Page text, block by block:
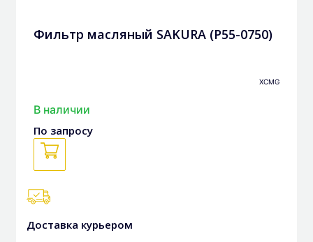
Фильтр масляный SAKURA (P55-0750)
XCMG
В наличии
По запросу
Доставка курьером